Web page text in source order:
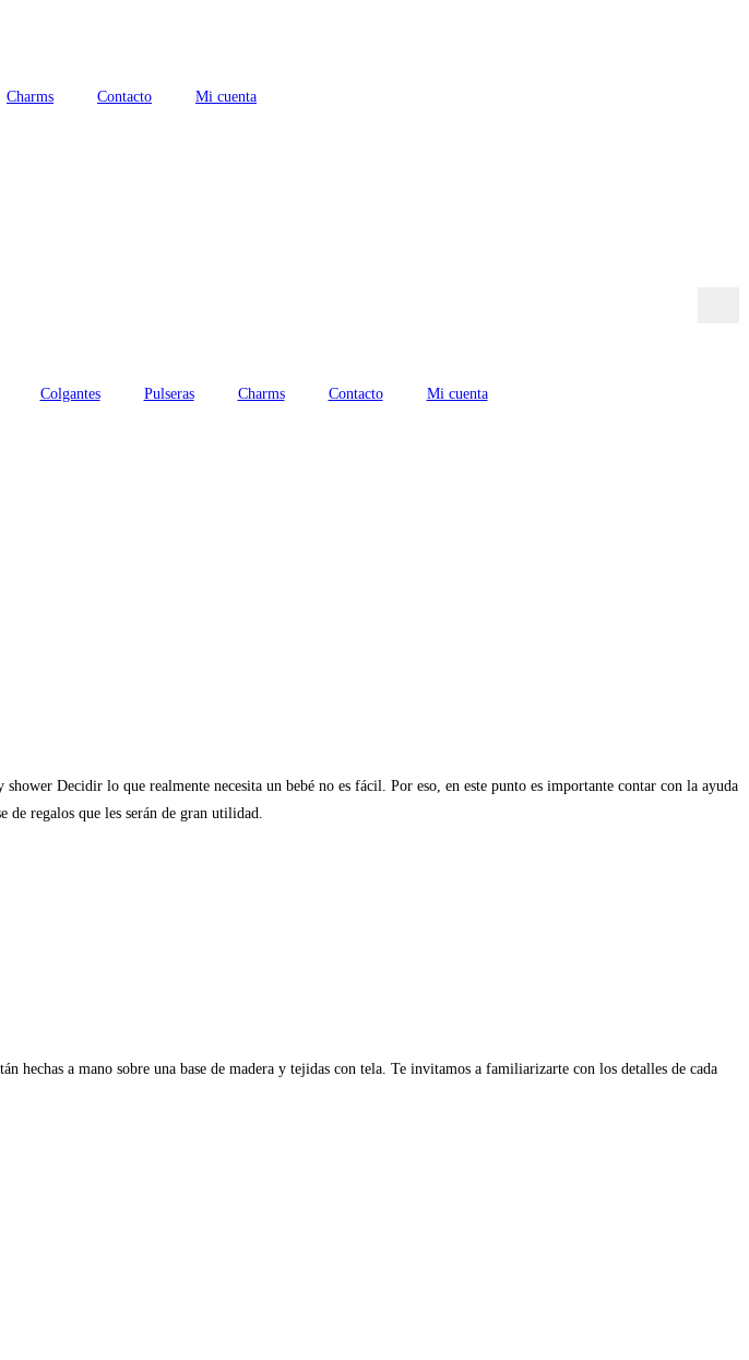
Charms Contacto Mi cuenta
Colgantes Pulseras Charms Contacto Mi cuenta
Decidir lo que realmente necesita un bebé no es fácil. Por eso, en este punto es importante contar con la ayuda
de regalos que les serán de gran utilidad.
hechas a mano sobre una base de madera y tejidas con tela. Te invitamos a familiarizarte con los detalles de cada